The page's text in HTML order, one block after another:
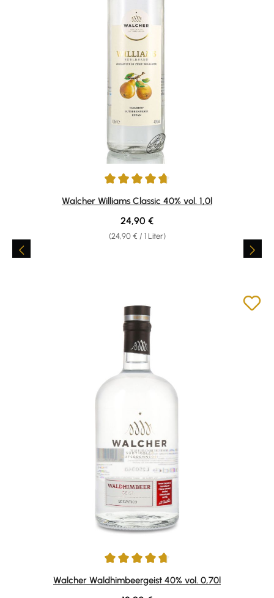
Durchschnittliche Bewertung von 4.82 von 5 Sternen
Walcher Williams Classic 40% vol. 1,0l
(24,90 € / 1 Liter)
Regulärer Preis:
24,90 €
Durchschnittliche Bewertung von 4.77 von 5 Sternen
Walcher Waldhimbeergeist 40% vol. 0,70l